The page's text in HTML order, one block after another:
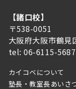
【諸口校】
〒538-0051
大阪府大阪市鶴見
tel:06-6115-5687
カイコベについて
塾長・教室長あいさ